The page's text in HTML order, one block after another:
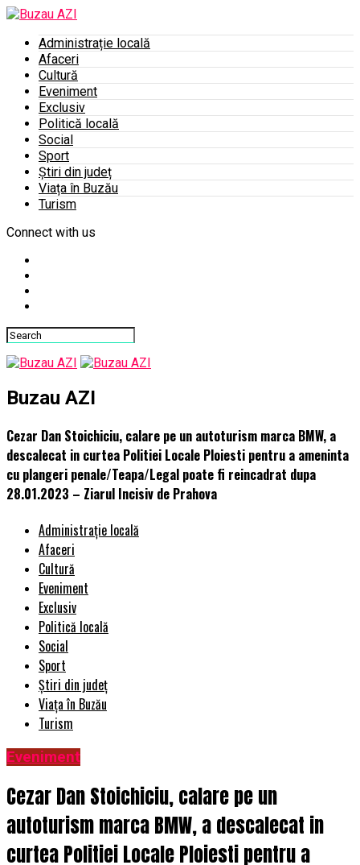
Administrație locală
Afaceri
Cultură
Eveniment
Exclusiv
Politică locală
Social
Sport
Știri din județ
Viața în Buzău
Turism
Connect with us
Buzau AZI
Cezar Dan Stoichiciu, calare pe un autoturism marca BMW, a
descalecat in curtea Politiei Locale Ploiesti pentru a ameninta
cu plangeri penale/Teapa/Legal poate fi reincadrat dupa
28.01.2023 – Ziarul Incisiv de Prahova
Administrație locală
Afaceri
Cultură
Eveniment
Exclusiv
Politică locală
Social
Sport
Știri din județ
Viața în Buzău
Turism
Eveniment
Cezar Dan Stoichiciu, calare pe un
autoturism marca BMW, a descalecat in
curtea Politiei Locale Ploiesti pentru a